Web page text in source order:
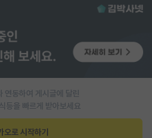
연동하여 게시글에 달린
등을 빠르게 받아보세요
오로 시작하기